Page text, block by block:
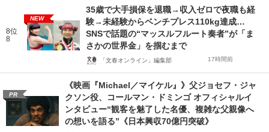
8位
8
NEW
35歳で大手損保を退職→収入ゼロで夜職も経
験→未経験からベンチプレス110kg達成…
SNSで話題の“マッスルフルート奏者”が「ま
さかの世界金」を掴むまで
「文春オンライン」編集部 17時間前
PR
《映画『Michael／マイケル』》父ジョセフ・ジャ
クソン役、コールマン・ドミンゴ オフィシャルイ
ンタビュー“観客を魅了した名優、複雑な父親像へ
の想いを語る”《日本興収70億円突破》